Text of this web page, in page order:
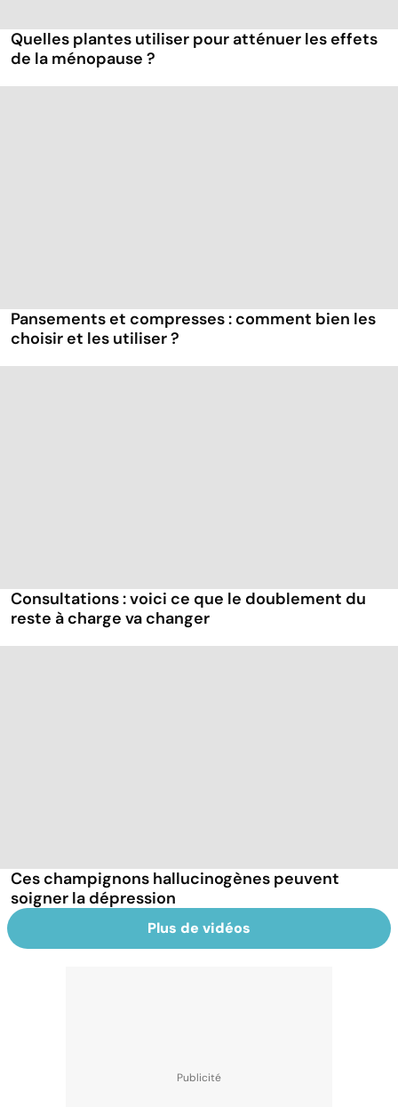
Quelles plantes utiliser pour atténuer les effets
de la ménopause ?
Pansements et compresses : comment bien les
choisir et les utiliser ?
Consultations : voici ce que le doublement du
reste à charge va changer
Ces champignons hallucinogènes peuvent
soigner la dépression
Plus de vidéos